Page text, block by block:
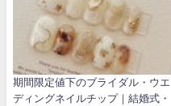
期間限定値下のブライダル・ウエ
ディングネイルチップ｜結婚式・